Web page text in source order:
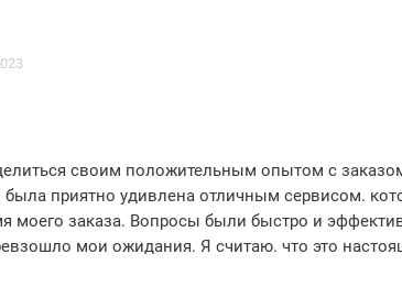
своим положительным опытом с
приятно удивлена отличным сервисом. которым
моего заказа. Вопросы были быстро и